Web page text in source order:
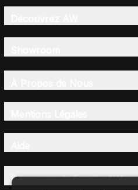
Découvrez la Famille AW